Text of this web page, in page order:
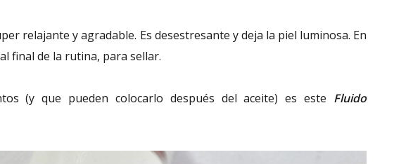
relajante y agradable. Es desestresante y deja la piel luminosa. En
final de la rutina, para sellar.
(y que pueden colocarlo después del aceite) es este Fluido